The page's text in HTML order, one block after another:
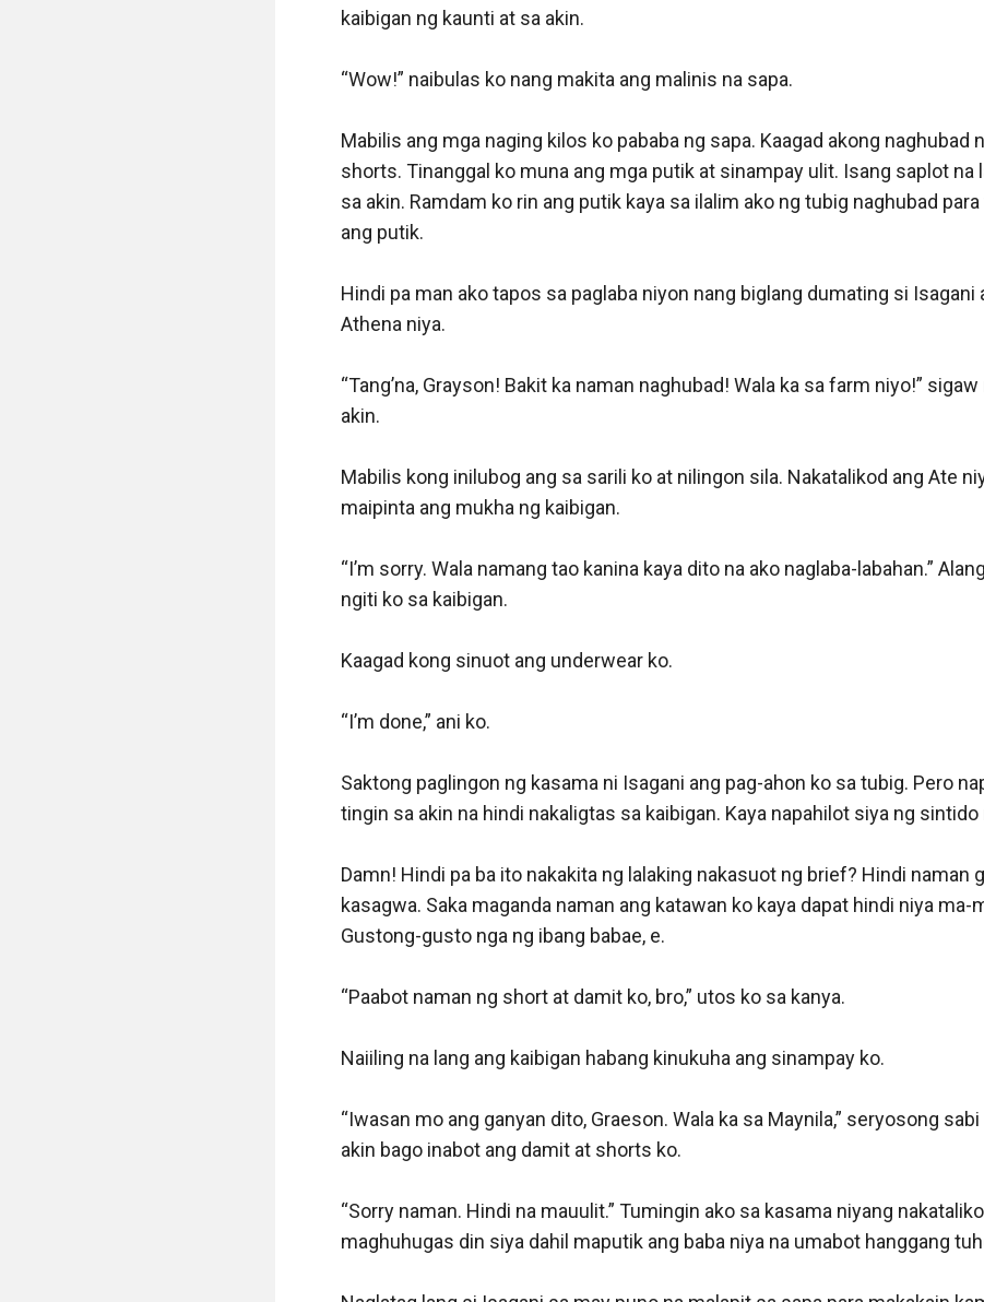
kaibigan ng kaunti at sa akin.
“Wow!” naibulas ko nang makita ang malinis na sapa.
Mabilis ang mga naging kilos ko pababa ng sapa. Kaagad akong naghubad
shorts. Tinanggal ko muna ang mga putik at sinampay ulit. Isang saplot na
sa akin. Ramdam ko rin ang putik kaya sa ilalim ako ng tubig naghubad
ang putik.
Hindi pa man ako tapos sa paglaba niyon nang biglang dumating si Isagani
Athena niya.
“Tang’na, Grayson! Bakit ka naman naghubad! Wala ka sa farm niyo!”
akin.
Mabilis kong inilubog ang sa sarili ko at nilingon sila. Nakatalikod ang Ate
maipinta ang mukha ng kaibigan.
“I’m sorry. Wala namang tao kanina kaya dito na ako naglaba-labahan.”
ngiti ko sa kaibigan.
Kaagad kong sinuot ang underwear ko.
“I’m done,” ani ko.
Saktong paglingon ng kasama ni Isagani ang pag-ahon ko sa tubig. Pero
tingin sa akin na hindi nakaligtas sa kaibigan. Kaya napahilot siya ng sintido
Damn! Hindi pa ba ito nakakita ng lalaking nakasuot ng brief? Hindi naman
kasagwa. Saka maganda naman ang katawan ko kaya dapat hindi niya ma-
Gustong-gusto nga ng ibang babae, e.
“Paabot naman ng short at damit ko, bro,” utos ko sa kanya.
Naiiling na lang ang kaibigan habang kinukuha ang sinampay ko.
“Iwasan mo ang ganyan dito, Graeson. Wala ka sa Maynila,” seryosong
akin bago inabot ang damit at shorts ko.
“Sorry naman. Hindi na mauulit.” Tumingin ako sa kasama niyang
maghuhugas din siya dahil maputik ang baba niya na umabot hanggang